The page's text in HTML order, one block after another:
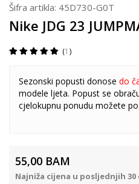
Šifra artikla: 45D730-G0T
Nike JDG 23
1
Sezonski popusti donose do
modele ljeta. Popust se
cjelokupnu ponudu možete
55,00 BAM
Najniža cijena u posljednjih 30